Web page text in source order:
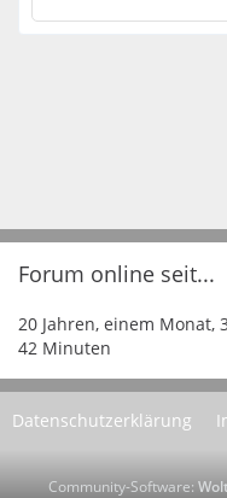
Forum online seit...
20 Jahren, einem Monat,
42 Minuten
Datenschutzerklärung
Community-Software: